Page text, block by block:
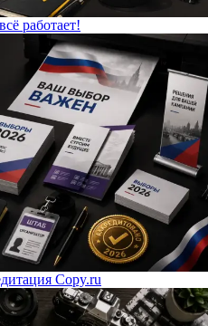
работает!
Copy.ru